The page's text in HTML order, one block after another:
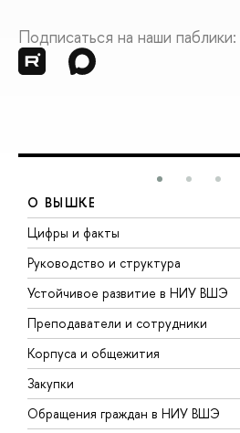
Подписаться на наши паблики:
О ВЫШКЕ
Цифры и факты
Руководство и структура
Устойчивое развитие в НИУ ВШЭ
Преподаватели и сотрудники
Корпуса и общежития
Закупки
Обращения граждан в НИУ ВШЭ